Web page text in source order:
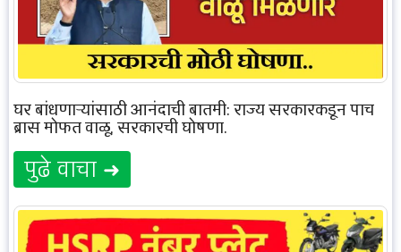
घर बांधणाऱ्यांसाठी आनंदाची बातमी: राज्य सरकारकडून पाच
ब्रास मोफत वाळू, सरकारची घोषणा.
पुढे वाचा ➜